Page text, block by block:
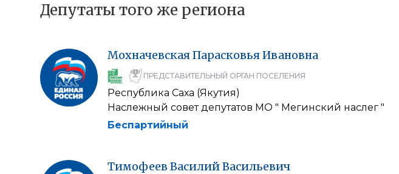
Депутаты того же региона
МохначевскаяПарасковьяИвановна
ПРЕДСТАВИТЕЛЬНЫЙ ОРГАН ПОСЕЛЕНИЯ
Республика Саха (Якутия)
Наслежный совет депутатов МО " Мегинский наслег "
Беспартийный
Тимофеев ВасилийВасильевич